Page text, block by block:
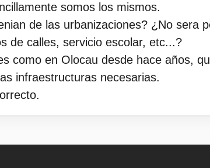
somos los mismos.
de las urbanizaciones? ¿No sera
de calles, servicio escolar, etc...?
como en Olocau desde hace años,
infraestructuras necesarias.